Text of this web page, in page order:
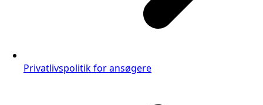
Privatlivspolitik for ansøgere